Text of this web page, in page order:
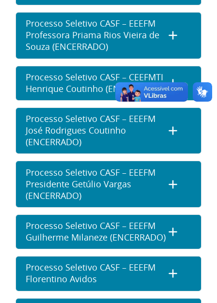
Processo Seletivo CASF – EEEFM
Professora Priama Rios Vieira de
Souza (ENCERRADO)
Processo Seletivo CASF – CEEFMTI
Henrique Coutinho (ENCERRADO)
Processo Seletivo CASF – EEEFM
José Rodrigues Coutinho
(ENCERRADO)
Processo Seletivo CASF – EEEFM
Presidente Getúlio Vargas
(ENCERRADO)
Processo Seletivo CASF – EEEFM
Guilherme Milaneze (ENCERRADO)
Processo Seletivo CASF – EEEFM
Florentino Avidos